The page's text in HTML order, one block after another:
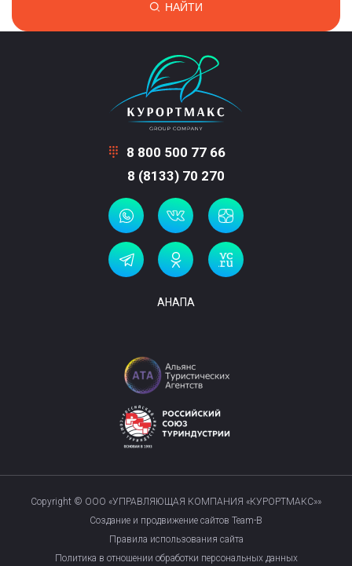
НАЙТИ
8 800 500 77 66
8 (8133) 70 270
АНАПА
Copyright © ООО «УПРАВЛЯЮЩАЯ КОМПАНИЯ «КУРОРТМАКС»»
Создание и продвижение сайтов Team-B
Правила использования сайта
Политика в отношении обработки персональных данных